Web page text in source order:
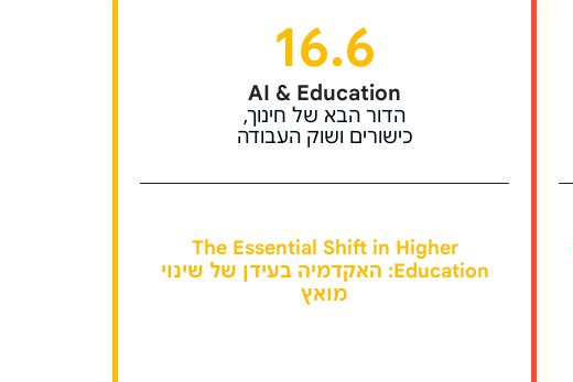
16.6
AI & Education
הדור הבא של חינוך,
כישורים ושוק העבודה
The Essential Shift in Higher
Education: האקדמיה בעידן של שינוי
מואץ